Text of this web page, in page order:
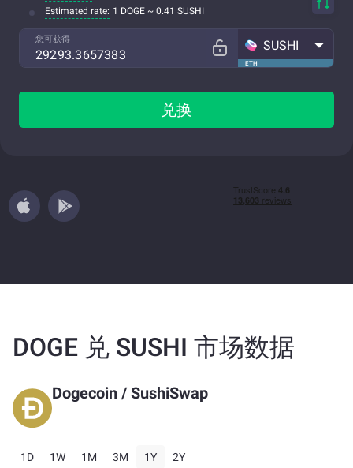
Estimated rate: 1 DOGE ~ 0.41 SUSHI
您可获得
ETH
SUSHI
兑换
DOGE 兑 SUSHI 市场数据
Dogecoin / SushiSwap
1D 1W 1M 3M 1Y 2Y